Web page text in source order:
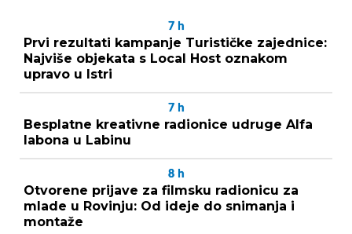
7 h
Prvi rezultati kampanje Turističke zajednice:
Najviše objekata s Local Host oznakom
upravo u Istri
7 h
Besplatne kreativne radionice udruge Alfa
labona u Labinu
8 h
Otvorene prijave za filmsku radionicu za
mlade u Rovinju: Od ideje do snimanja i
montaže